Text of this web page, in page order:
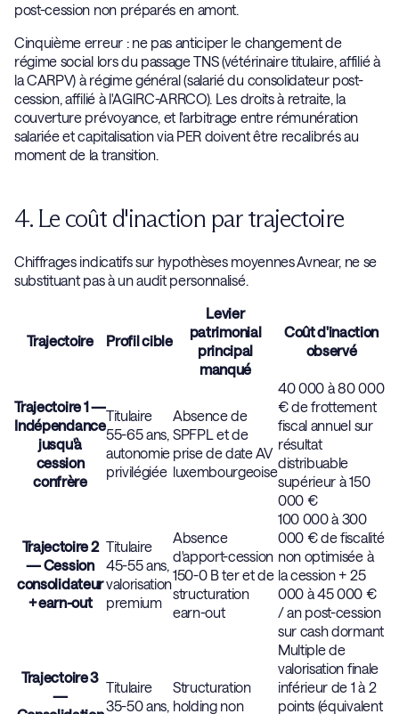
post-cession non préparés en amont.
Cinquième erreur : ne pas anticiper le changement de
régime social lors du passage TNS (vétérinaire titulaire, affilié à
la CARPV) à régime général (salarié du consolidateur post-
cession, affilié à l'AGIRC-ARRCO). Les droits à retraite, la
couverture prévoyance, et l'arbitrage entre rémunération
salariée et capitalisation via PER doivent être recalibrés au
moment de la transition.
4. Le coût d'inaction par trajectoire
Chiffrages indicatifs sur hypothèses moyennes Avnear, ne se
substituant pas à un audit personnalisé.
Trajectoire Profil cible
Levier
patrimonial
principal
manqué
Coût d'inaction
observé
Trajectoire 1 —
Indépendance
jusqu'à
cession
confrère
Titulaire
55-65 ans,
autonomie
privilégiée
Absence de
SPFPL et de
prise de date AV
luxembourgeoise
40 000 à 80 000
€ de frottement
fiscal annuel sur
résultat
distribuable
supérieur à 150
000 €
Trajectoire 2
— Cession
consolidateur
+ earn-out
Titulaire
45-55 ans,
valorisation
premium
Absence
d'apport-cession
150-0 B ter et de
structuration
earn-out
100 000 à 300
000 € de fiscalité
non optimisée à
la cession + 25
000 à 45 000 €
/ an post-cession
sur cash dormant
Trajectoire 3
—
Titulaire
35-50 ans,
Structuration
holding non
Multiple de
valorisation finale
inférieur de 1 à 2
points (équivalent